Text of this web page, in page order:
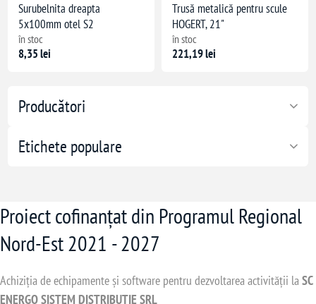
Producători
Etichete populare
Surubelnita dreapta
5x100mm otel S2
în stoc
8,35 lei
Trusă metalică pentru scule
HOGERT, 21"
în stoc
221,19 lei
Proiect cofinanțat din Programul Regional
Nord-Est 2021 - 2027
Achiziția de echipamente și software pentru dezvoltarea activității laSC
ENERGO SISTEM DISTRIBUTIE SRL